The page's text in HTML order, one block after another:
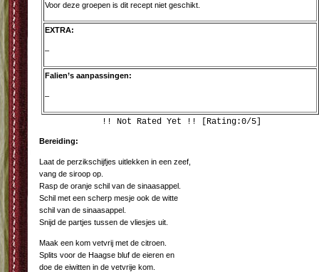
Voor deze groepen is dit recept niet geschikt.
EXTRA:
–
Falien’s aanpassingen:
–
!! Not Rated Yet !! [Rating:0/5]
Bereiding:
Laat de perzikschijfjes uitlekken in een zeef,
vang de siroop op.
Rasp de oranje schil van de sinaasappel.
Schil met een scherp mesje ook de witte
schil van de sinaasappel.
Snijd de partjes tussen de vliesjes uit.
Maak een kom vetvrij met de citroen.
Splits voor de Haagse bluf de eieren en
doe de eiwitten in de vetvrije kom.